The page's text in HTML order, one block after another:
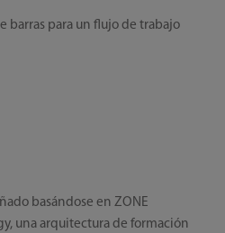
barras para un flujo de trabajo
basándose en ZONE
una arquitectura de formación